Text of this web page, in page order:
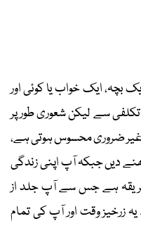
بچہ، ایک خواب یا کوئی اور
سے لیکن شعوری طور پر
غیر ضروری محسوس ہوتی ہے،
دیں جبکہ آپ اپنی زندگی
ہے جس سے آپ جلد از
زرخیز وقت اور آپ کی تمام